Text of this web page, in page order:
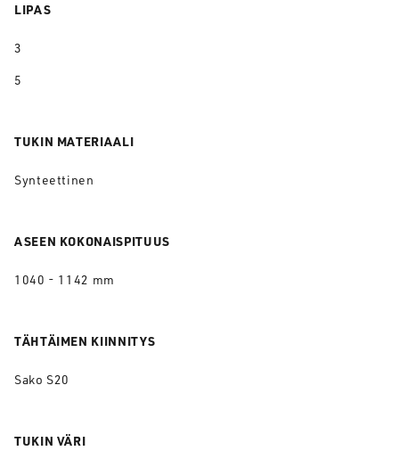
LIPAS
3
5
TUKIN MATERIAALI
Synteettinen
ASEEN KOKONAISPITUUS
1040 - 1142 mm
TÄHTÄIMEN KIINNITYS
Sako S20
TUKIN VÄRI